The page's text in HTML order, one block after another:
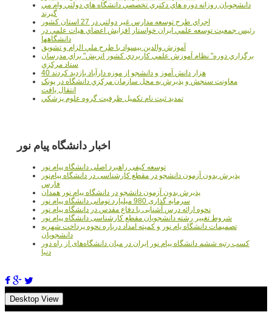
دانشجويان روزانه دوره هاي دكتري تخصصي دانشگاه هاي دولتي وام مي
گيرند
اجراي طرح توسعه مدارس غير دولتي در 27 استان کشور
رئيس جمعيت توسعه علمي ايران خواستار افزايش اعضاي هيات علمي در
دانشگاهها
آموزش والدين بيسواد با طرح ملي الزام و تشويق
برگزاري دوره" نظام آموزش علمي كاربردي كشور اتريش" براي مدرسان
ستاد مرکزي
40 هزار دانش آموز و دانشجو از موزه دارآباد بازديد کردند
معاونت سنجش و پذيرش به محل سازمان مرکزي دانشگاه در پونک
انتقال يافت
تمديد ثبت نام تکميل ظرفيت گروه علوم پزشکي
اخبار دانشگاه پیام نور
توسعه کیفی راهبرد اصلی دانشگاه پیام نور
پذیرش بدون آزمون دانشجو در مقطع کارشناسی در دانشگاه پیام‌نور
فارس
پذیرش بدون آزمون دانشجو در دانشگاه پیام نور همدان
سرمایه گذاری 980 میلیارد تومانی دانشگاه پیام نور
نحوه ارائه درس آشنایی با دفاع مقدس در دانشگاه پیام نور
شروط تغییر رشته دانشجویان مقطع کارشناسی دانشگاه پیام نور
تصمیمات دانشگاه یام نور و کمیته امداد درباره نحوه پرداخت شهریه
دانشجویان
کسب رتبه ششم دانشگاه پیام نور ایران در میان دانشگاه‌های از راه دور
دنیا
Desktop View